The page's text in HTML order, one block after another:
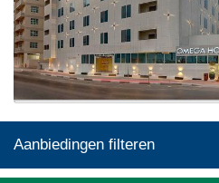
Aanbiedingen filteren